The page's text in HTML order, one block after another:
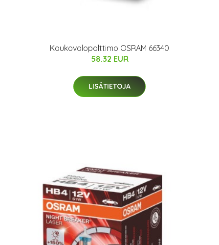
Kaukovalopolttimo OSRAM 66340
58.32 EUR
LISÄTIETOJA